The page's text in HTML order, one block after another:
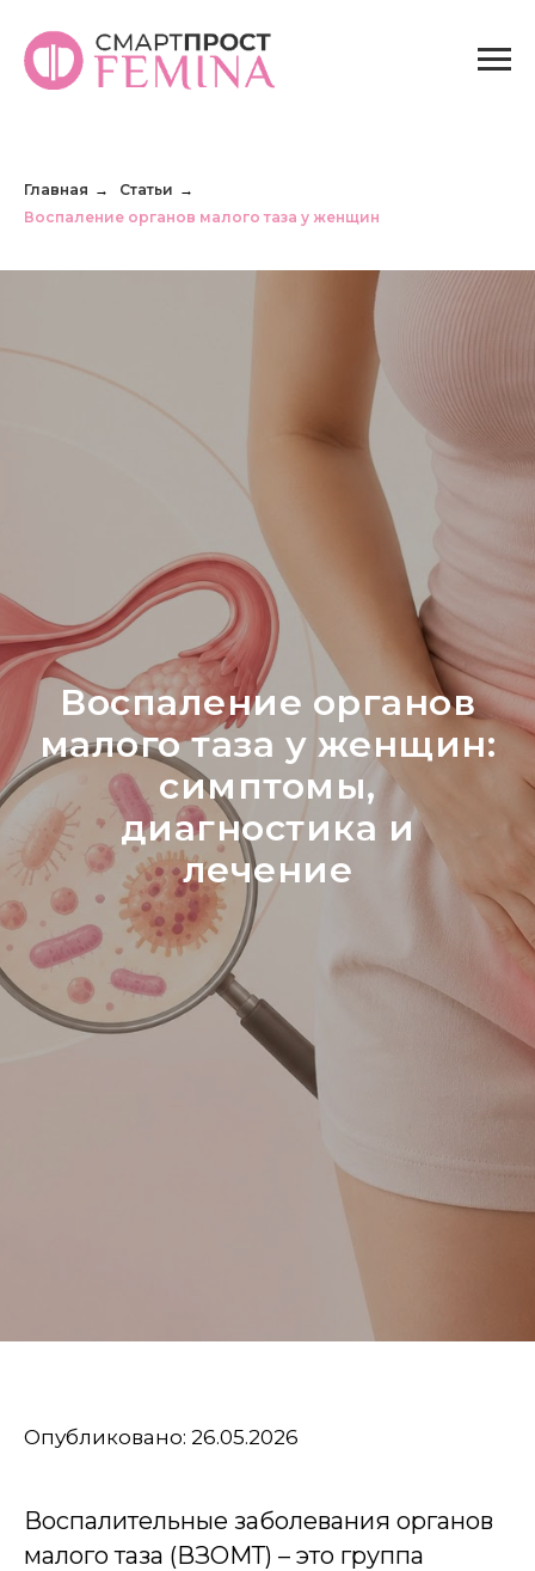
Главная → Статьи →
Воспаление органов малого таза у женщин
Воспаление органов
малого таза у женщин:
симптомы,
диагностика и
лечение
Опубликовано: 26.05.2026
Воспалительные заболевания органов
малого таза (ВЗОМТ) – это группа